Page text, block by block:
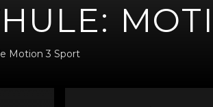
Motion 3 Sport